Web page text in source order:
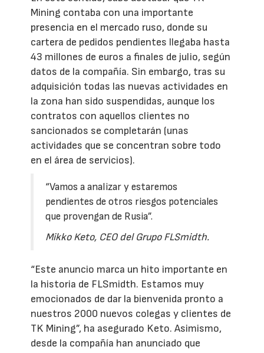
Mining contaba con una importante
presencia en el mercado ruso, donde su
cartera de pedidos pendientes llegaba hasta
43 millones de euros a finales de julio, según
datos de la compañía. Sin embargo, tras su
adquisición todas las nuevas actividades en
la zona han sido suspendidas, aunque los
contratos con aquellos clientes no
sancionados se completarán (unas
actividades que se concentran sobre todo
en el área de servicios).
“Vamos a analizar y estaremos
pendientes de otros riesgos potenciales
que provengan de Rusia”.
Mikko Keto, CEO del Grupo FLSmidth.
“Este anuncio marca un hito importante en
la historia de FLSmidth. Estamos muy
emocionados de dar la bienvenida pronto a
nuestros 2000 nuevos colegas y clientes de
TK Mining”, ha asegurado Keto. Asimismo,
desde la compañía han anunciado que